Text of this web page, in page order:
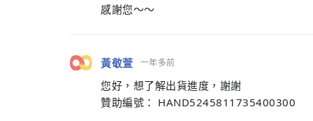
感謝您～～
黃敬萱 一年多前
您好，想了解出貨進度，謝謝
贊助編號： HAND5245811735400300